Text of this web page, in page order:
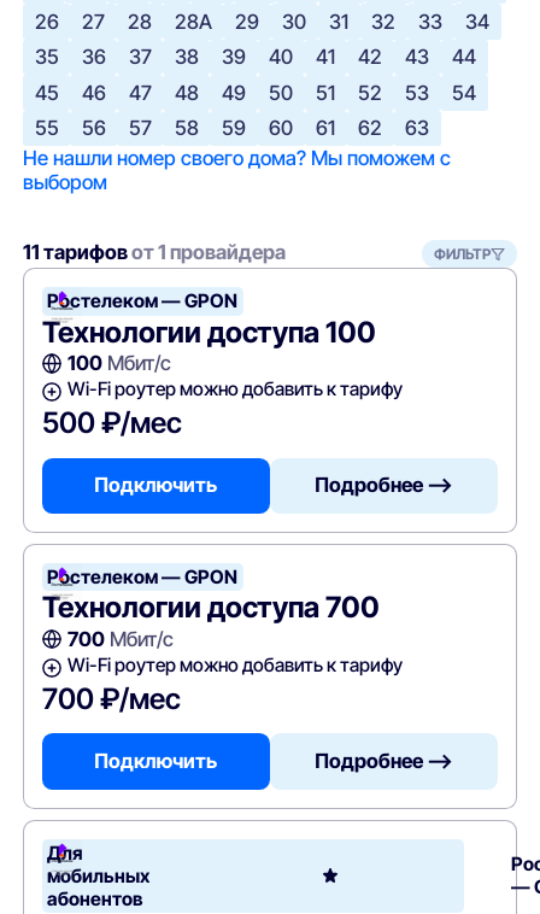
26
27 28 28А 29 30 31 32 33
34
35
36 37 38 39 40 41 42 43
44
45
46 47 48 49 50 51 52 53
54
55
56 57 58 59 60 61 62
63
Не нашли номер своего дома? Мы поможем с
выбором
11 тарифовот 1 провайдера ФИЛЬТР
Ростелеком — GPON
Технологии доступа 100
100Мбит/с
Wi-Fi роутер можно добавить к тарифу
500 ₽/мес
Подключить Подробнее —>
Ростелеком — GPON
Технологии доступа 700
700Мбит/с
Wi-Fi роутер можно добавить к тарифу
700 ₽/мес
Подключить Подробнее —>
Для
мобильных
абонентов
—